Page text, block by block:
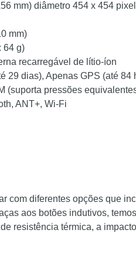
mm) diâmetro 454 x 454
mm)
64 g)
recarregável de lítio-íon
29 dias), Apenas GPS (até 84
(suporta pressões
ANT+, Wi-Fi
com diferentes opções que
aos botões indutivos,
resistência térmica, a